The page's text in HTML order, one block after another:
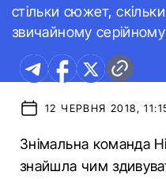
стільки сюжет,
звичайному
12 ЧЕРВНЯ 2018,
Знімальна команда
знайшла чим